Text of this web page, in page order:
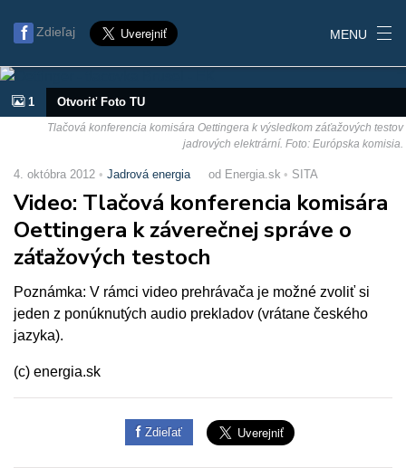
Zdieľaj MENU
1 Otvoriť Foto TU
Tlačová konferencia komisára Oettingera k výsledkom záťažových testov
jadrových elektrární. Foto: Európska komisia.
4. októbra 2012 Jadrová energia od Energia.sk SITA
Video: Tlačová konferencia komisára
Oettingera k záverečnej správe o
záťažových testoch
Poznámka: V rámci video prehrávača je možné zvoliť si
jeden z ponúknutých audio prekladov (vrátane českého
jazyka).
(c) energia.sk
Zdieľať